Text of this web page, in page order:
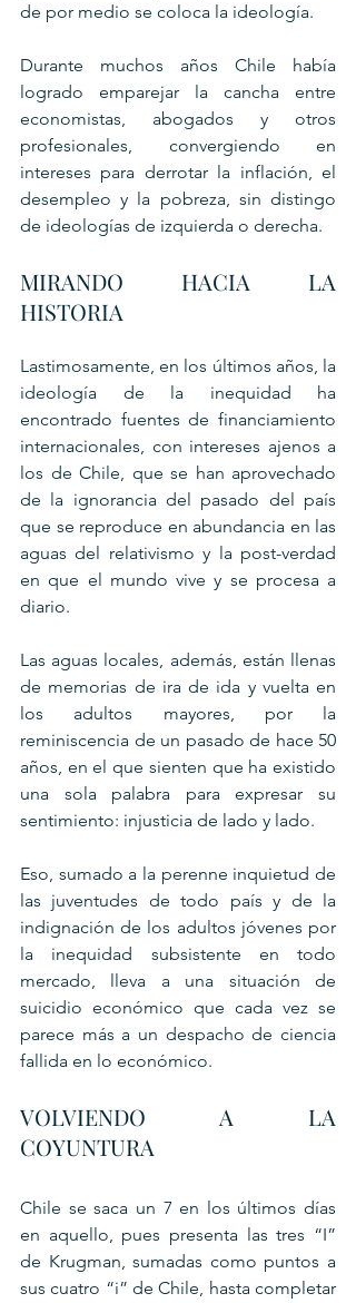
de por medio se coloca la ideología.
Durante muchos años Chile había
logrado emparejar la cancha entre
economistas, abogados y otros
profesionales, convergiendo en
intereses para derrotar la inflación, el
desempleo y la pobreza, sin distingo
de ideologías de izquierda o derecha.
MIRANDO HACIA LA
HISTORIA
Lastimosamente, en los últimos años, la
ideología de la inequidad ha
encontrado fuentes de financiamiento
internacionales, con intereses ajenos a
los de Chile, que se han aprovechado
de la ignorancia del pasado del país
que se reproduce en abundancia en las
aguas del relativismo y la post-verdad
en que el mundo vive y se procesa a
diario.
Las aguas locales, además, están llenas
de memorias de ira de ida y vuelta en
los adultos mayores, por la
reminiscencia de un pasado de hace 50
años, en el que sienten que ha existido
una sola palabra para expresar su
sentimiento: injusticia de lado y lado.
Eso, sumado a la perenne inquietud de
las juventudes de todo país y de la
indignación de los adultos jóvenes por
la inequidad subsistente en todo
mercado, lleva a una situación de
suicidio económico que cada vez se
parece más a un despacho de ciencia
fallida en lo económico.
VOLVIENDO A LA
COYUNTURA
Chile se saca un 7 en los últimos días
en aquello, pues presenta las tres “I”
de Krugman, sumadas como puntos a
sus cuatro “i” de Chile, hasta completar